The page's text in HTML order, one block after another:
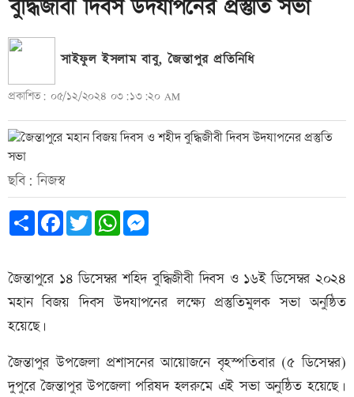
বুদ্ধিজীবী দিবস উদযাপনের প্রস্তুতি সভা
সাইফুল ইসলাম বাবু, জৈন্তাপুর প্রতিনিধি
প্রকাশিত: ০৫/১২/২০২৪ ০৩:১৩:২০ AM
ছবি: নিজস্ব
Share FacebookTwitterWhatsApp
জৈন্তাপুরে ১৪ ডিসেম্বর শহিদ বুদ্ধিজীবী দিবস ও ১৬ই ডিসেম্বর ২০২৪
মহান বিজয় দিবস উদযাপনের লক্ষ্যে প্রস্তুতিমুলক সভা অনুষ্ঠিত
হয়েছে।
জৈন্তাপুর উপজেলা প্রশাসনের আয়োজনে বৃহস্পতিবার (৫ ডিসেম্বর)
দুপুরে জৈন্তাপুর উপজেলা পরিষদ হলরুমে এই সভা অনুষ্ঠিত হয়েছে।